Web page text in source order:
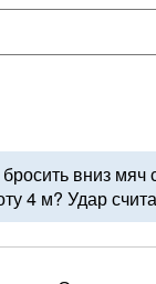
вниз
4 м? Удар